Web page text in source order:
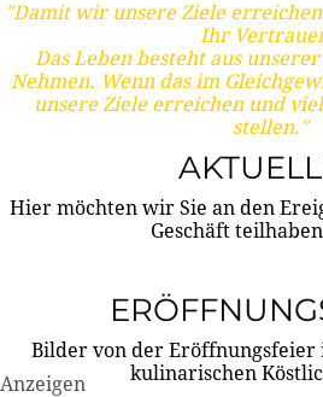
"Damit wir unsere Ziele
Ihr
Das Leben besteht aus
Nehmen. Wenn das im
unsere Ziele erreichen und
stellen."
Hier möchten wir Sie an den
Geschäft
Bilder von der Eröffnungsfeier
kulinarischen
Anzeigen